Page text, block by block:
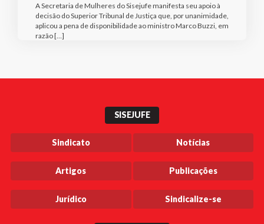
A Secretaria de Mulheres do Sisejufe manifesta seu apoio à
decisão do Superior Tribunal de Justiça que, por unanimidade,
aplicou a pena de disponibilidade ao ministro Marco Buzzi, em
razão […]
SISEJUFE
Sindicato Notícias
Artigos Publicações
Jurídico Sindicalize-se